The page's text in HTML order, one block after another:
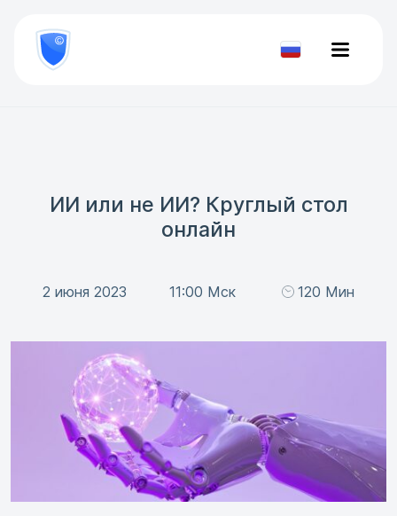
800
777-
81-Проверить
ИИ или не ИИ? Круглый стол
онлайн
2 июня 2023 11:00 Мск 120 Мин